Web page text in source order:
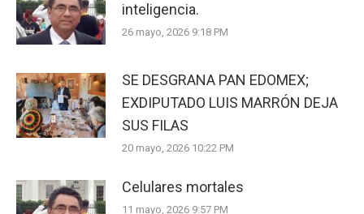
inteligencia.
26 mayo, 2026 9:18 PM
SE DESGRANA PAN EDOMEX;
EXDIPUTADO LUIS MARRÓN DEJA
SUS FILAS
20 mayo, 2026 10:22 PM
Celulares mortales
11 mayo, 2026 9:57 PM